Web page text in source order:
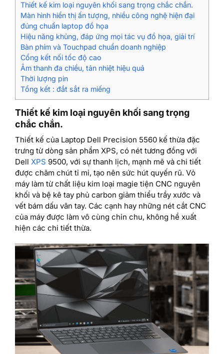
Thiết kế kim loại nguyên khối sang trọng chắc chắn.
Màn hình hiển thị ấn tượng, nhiều công nghệ hiện đại
đúng chuẩn laptop đồ họa
Hiệu năng khủng, đáp ứng mọi tác vụ đồ họa, giải trí
Bàn phím và Touchpad chuẩn doanh nghiệp
Cổng kết nối tốc độ cao
Âm thanh đa chiều, tản nhiệt hiệu quả
Thời lượng pin
Tổng kết : đắt sắt ra miếng
Thiết kế kim loại nguyên khối sang trọng
chắc chắn.
Thiết kế của Laptop Dell Precision 5560 kế thừa đặc
trưng từ dòng sản phẩm XPS, có nét tương đồng với
Dell XPS 9500, với sự thanh lịch, mạnh mẽ và chi tiết
được chăm chút tỉ mỉ, tạo nên sức hút quyến rũ. Vỏ
máy làm từ chất liệu kim loại magie tiện CNC nguyên
khối và bệ kê tay phủ carbon giảm thiểu trầy xước và
vết bám dấu vân tay. Các cạnh hay những nét cắt CNC
của máy được làm vô cùng chỉn chu, không hề xuất
hiện các chi tiết thừa.